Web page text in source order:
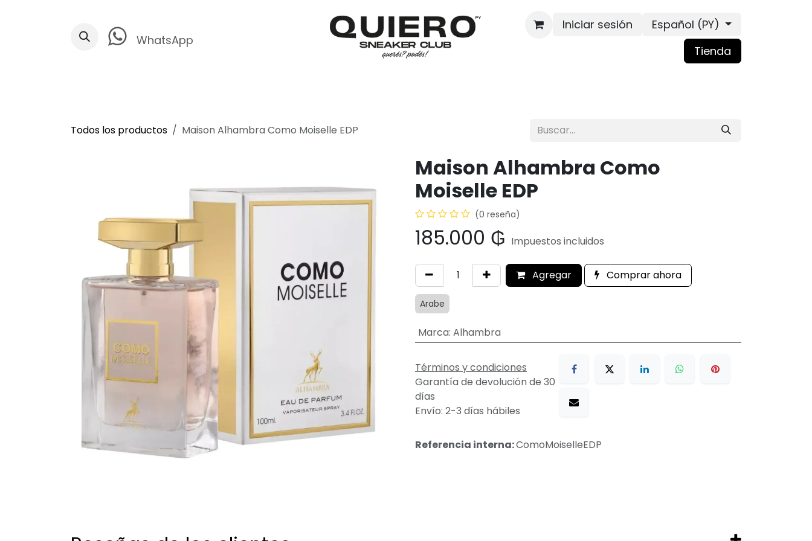
WhatsApp
Iniciar sesión
Español (PY)
Tienda
Todos los productos Maison Alhambra Como Moiselle EDP
Maison Alhambra Como
Moiselle EDP
(0 reseña)
185.000 ₲ Impuestos incluidos
Agregar Comprar ahora
Arabe
Marca: Alhambra
Términos y condiciones
Garantía de devolución de 30
días
Envío: 2-3 días hábiles
Referencia interna:ComoMoiselleEDP